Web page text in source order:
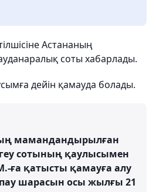
Астананың
соты хабарлады.
дейін қамауда болады.
мамандандырылған
сотының қаулысымен
ға қатысты қамауға алу
шарасын осы жылғы 21